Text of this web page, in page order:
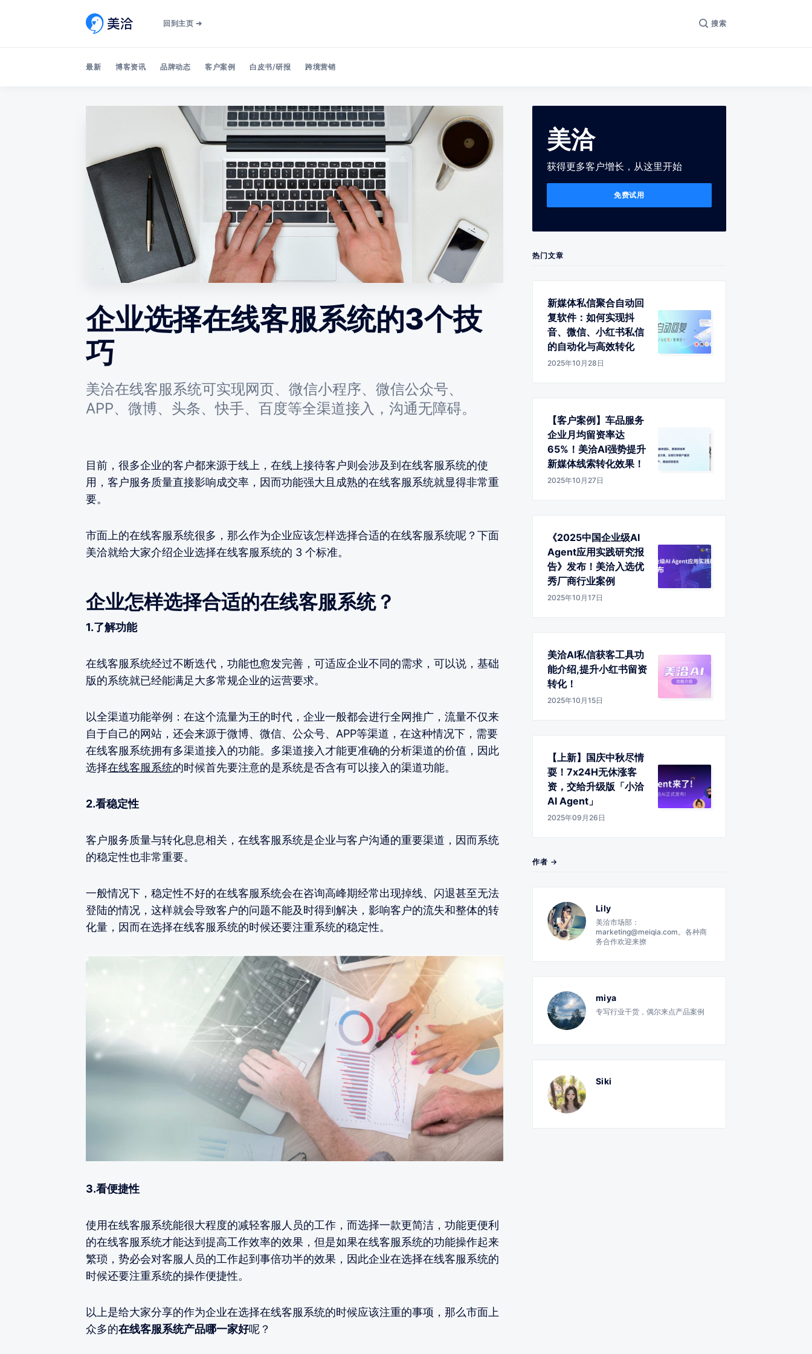
回到主页 ➔ 搜索
最新 博客资讯 品牌动态 客户案例 白皮书/研报 跨境营销
企业选择在线客服系统的3个技
巧
美洽在线客服系统可实现网页、微信小程序、微信公众号、
APP、微博、头条、快手、百度等全渠道接入，沟通无障碍。
目前，很多企业的客户都来源于线上，在线上接待客户则会涉及到在线客服系统的使
用，客户服务质量直接影响成交率，因而功能强大且成熟的在线客服系统就显得非常重
要。
市面上的在线客服系统很多，那么作为企业应该怎样选择合适的在线客服系统呢？下面
美洽就给大家介绍企业选择在线客服系统的 3 个标准。
企业怎样选择合适的在线客服系统？
1.了解功能
在线客服系统经过不断迭代，功能也愈发完善，可适应企业不同的需求，可以说，基础
版的系统就已经能满足大多常规企业的运营要求。
以全渠道功能举例：在这个流量为王的时代，企业一般都会进行全网推广，流量不仅来
自于自己的网站，还会来源于微博、微信、公众号、APP等渠道，在这种情况下，需要
在线客服系统拥有多渠道接入的功能。多渠道接入才能更准确的分析渠道的价值，因此
选择在线客服系统的时候首先要注意的是系统是否含有可以接入的渠道功能。
2.看稳定性
客户服务质量与转化息息相关，在线客服系统是企业与客户沟通的重要渠道，因而系统
的稳定性也非常重要。
一般情况下，稳定性不好的在线客服系统会在咨询高峰期经常出现掉线、闪退甚至无法
登陆的情况，这样就会导致客户的问题不能及时得到解决，影响客户的流失和整体的转
化量，因而在选择在线客服系统的时候还要注重系统的稳定性。
3.看便捷性
使用在线客服系统能很大程度的减轻客服人员的工作，而选择一款更简洁，功能更便利
的在线客服系统才能达到提高工作效率的效果，但是如果在线客服系统的功能操作起来
繁琐，势必会对客服人员的工作起到事倍功半的效果，因此企业在选择在线客服系统的
时候还要注重系统的操作便捷性。
以上是给大家分享的作为企业在选择在线客服系统的时候应该注重的事项，那么市面上
众多的在线客服系统产品哪一家好呢？
美洽
获得更多客户增长，从这里开始
免费试用
热门文章
新媒体私信聚合自动回
复软件：如何实现抖
音、微信、小红书私信
的自动化与高效转化
2025年10月28日
【客户案例】车品服务
企业月均留资率达
65%！美洽AI强势提升
新媒体线索转化效果！
2025年10月27日
《2025中国企业级AI
Agent应用实践研究报
告》发布！美洽入选优
秀厂商行业案例
2025年10月17日
美洽AI私信获客工具功
能介绍,提升小红书留资
转化！
2025年10月15日
【上新】国庆中秋尽情
耍！7x24H无休涨客
资，交给升级版「小洽
AI Agent」
2025年09月26日
作者 →
Lily
美洽市场部：
marketing@meiqia.com。各种商
务合作欢迎来撩
miya
专写行业干货，偶尔来点产品案例
Siki